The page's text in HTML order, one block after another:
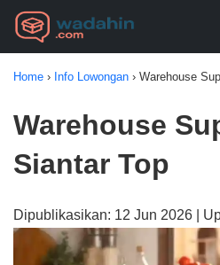
Home › Info Lowongan › Warehouse
Warehouse
Siantar Top
Dipublikasikan: 12 Jun 2026 |